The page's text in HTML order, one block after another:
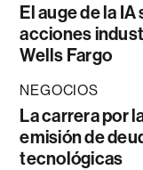
El auge de la
acciones
Wells Fargo
NEGOCIOS
La carrera por
emisión de
tecnológicas